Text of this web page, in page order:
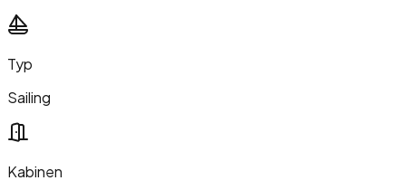
Typ
Sailing
Kabinen